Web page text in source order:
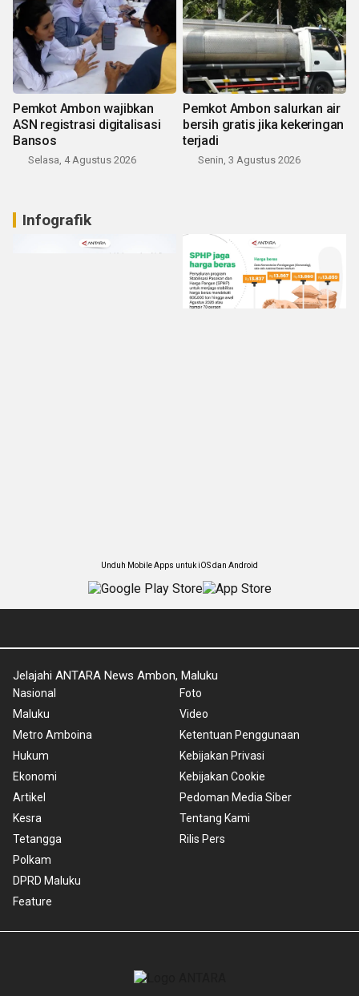
Pemkot Ambon wajibkan
ASN registrasi digitalisasi
Bansos
Selasa, 4 Agustus 2026
Pemkot Ambon salurkan air
bersih gratis jika kekeringan
terjadi
Senin, 3 Agustus 2026
Infografik
Unduh Mobile Apps untuk iOS dan Android
Jelajahi ANTARA News Ambon, Maluku
Nasional
Maluku
Metro Amboina
Hukum
Ekonomi
Artikel
Kesra
Tetangga
Polkam
DPRD Maluku
Feature
Foto
Video
Ketentuan Penggunaan
Kebijakan Privasi
Kebijakan Cookie
Pedoman Media Siber
Tentang Kami
Rilis Pers